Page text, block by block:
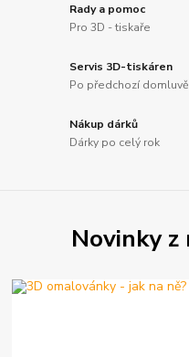
Rady a pomoc
Pro 3D - tiskaře
Servis 3D-tiskáren
Po předchozí domluvě
Nákup dárků
Dárky po celý rok
Novinky